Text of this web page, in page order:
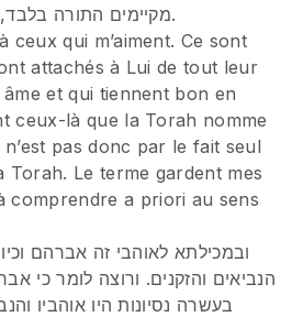
מקיימים התורה בלבד, ולשומרי מצותיו כמשמעו.
ceux qui m’aiment. Ce sont
attachés à Lui de tout leur
et qui tiennent bon en
ceux-là que la Torah nomme
n’est pas donc par le fait seul
Torah. Le terme gardent mes
comprendre a priori au sens
ובמכילתא לאוהבי זה אברהם
הנביאים והזקנים. ורוצה לומר כי
בעשרה נסיונות היו אוהביו